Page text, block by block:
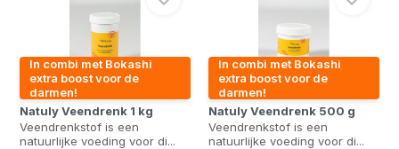
In combi met Bokashi
extra boost voor de
darmen!
Natuly Veendrenk 1 kg
Veendrenkstof is een
natuurlijke voeding voor di...
In combi met Bokashi
extra boost voor de
darmen!
Natuly Veendrenk 500 g
Veendrenkstof is een
natuurlijke voeding voor di...